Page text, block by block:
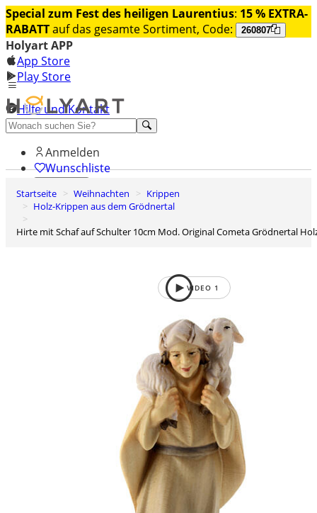
Special zum Fest des heiligen Laurentius: 15 % EXTRA-
RABATTauf das gesamte Sortiment, Code: 260807
Holyart APP
App Store
Play Store
Hilfe und Kontakt
Entdecken Sie Premium
Anmelden
Wunschliste
0
Warenkorb
Startseite Weihnachten
Krippen
Holz-Krippen aus dem Grödnertal
Hirte mit Schaf auf Schulter 10cm Mod. Original Cometa Grödnertal
VIDEO 1